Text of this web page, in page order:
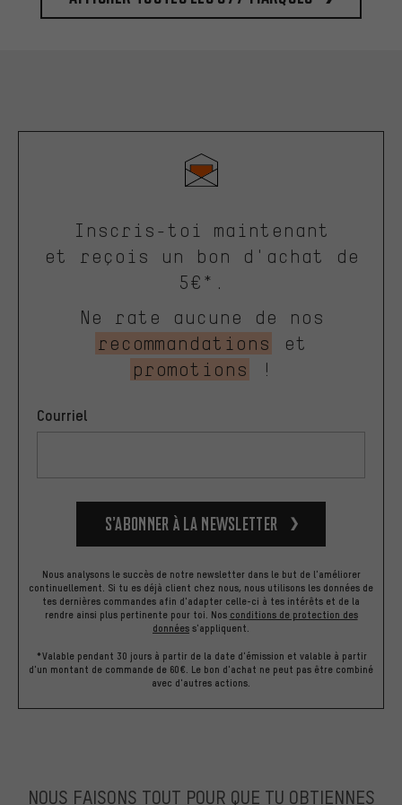
Inscris-toi maintenant
et reçois un bon d'achat de
5€*.
Ne rate aucune de nos
recommandations
et
promotions
!
Courriel
S’abonner à la newsletter
Nous analysons le succès de notre newsletter dans le but de l'améliorer
continuellement. Si tu es déjà client chez nous, nous utilisons les données de
tes dernières commandes afin d'adapter celle-ci à tes intérêts et de la
rendre ainsi plus pertinente pour toi. Nos conditions de protection des
données s'appliquent.
*Valable pendant 30 jours à partir de la date d'émission et valable à partir
d'un montant de commande de 60€. Le bon d'achat ne peut pas être combiné
avec d'autres actions.
NOUS FAISONS TOUT POUR QUE TU OBTIENNES